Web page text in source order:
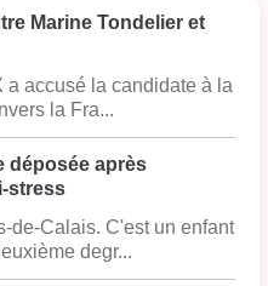
Marine Tondelier et
a accusé la candidate à la
la Fra...
déposée après
stress
de-Calais. C'est un enfant
degr...